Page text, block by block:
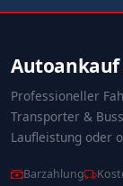
Autoankauf
Professioneller
Transporter &
Laufleistung oder
Barzahlung